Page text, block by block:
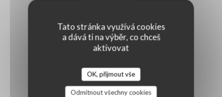
Tato stránka využívá cookies
a dává ti na výběr, co chceš
aktivovat
OK, přijmout vše
Odmítnout všechny cookies